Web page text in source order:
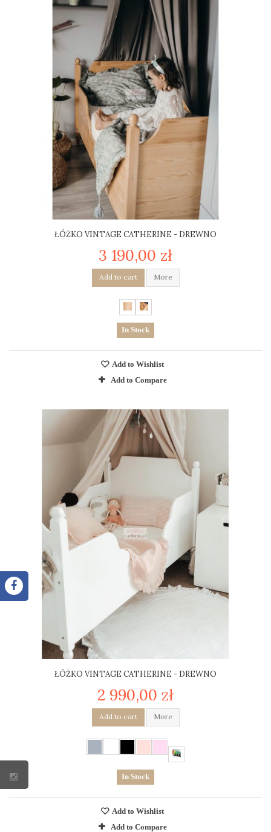
ŁÓŻKO VINTAGE CATHERINE - DREWNO
3 190,00 zł
Add to cart More
In Stock
Add to Wishlist
Add to Compare
ŁÓŻKO VINTAGE CATHERINE - DREWNO
2 990,00 zł
Add to cart More
In Stock
Add to Wishlist
Add to Compare